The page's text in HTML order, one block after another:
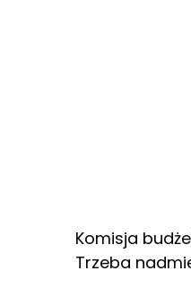
Komisja
Trzeba